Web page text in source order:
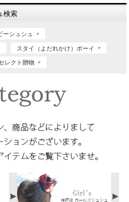
検索
ーシュシュ
スタイ（よだれかけ）ボーイ
レクト贈物